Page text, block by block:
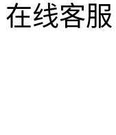
在线客服